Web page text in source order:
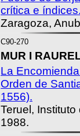
crítica e
Zaragoza,
C90-270
MUR I
La
Orden de
1556).
Teruel,
1988.